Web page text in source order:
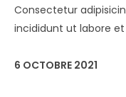
Consectetur
incididunt ut labore et
6 OCTOBRE 2021